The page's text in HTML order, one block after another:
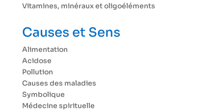
Vitamines, minéraux et oligoéléments
Causes et Sens
Alimentation
Acidose
Pollution
Causes des maladies
Symbolique
Médecine spirituelle